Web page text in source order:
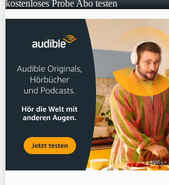
kostenloses Probe Abo testen